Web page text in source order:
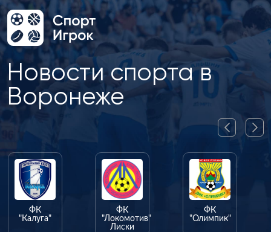
Новости спорта в
Воронеже
ФК
"Калуга"
ФК
"Локомотив"
Лиски
ФК
"Олимпик"